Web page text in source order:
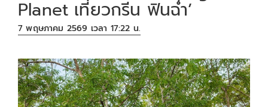
Planet เที่ยวกรีน ฟินฉ่ำ’
7 พฤษภาคม 2569 เวลา 17:22 น.